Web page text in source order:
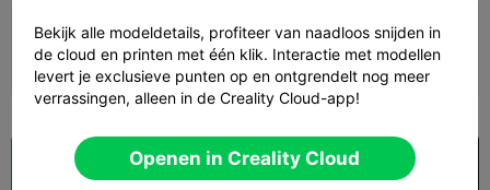
0.2mm layer, 3 walls, 15% infill
 33m 24s  1 plates  15.98g
Cloud slice Openen in Creality Cloud
Bekijk alle modeldetails, profiteer van naadloos snijden in
de cloud en printen met één klik. Interactie met modellen
levert je exclusieve punten op en ontgrendelt nog meer
verrassingen, alleen in de Creality Cloud-app!
Openen in Creality Cloud